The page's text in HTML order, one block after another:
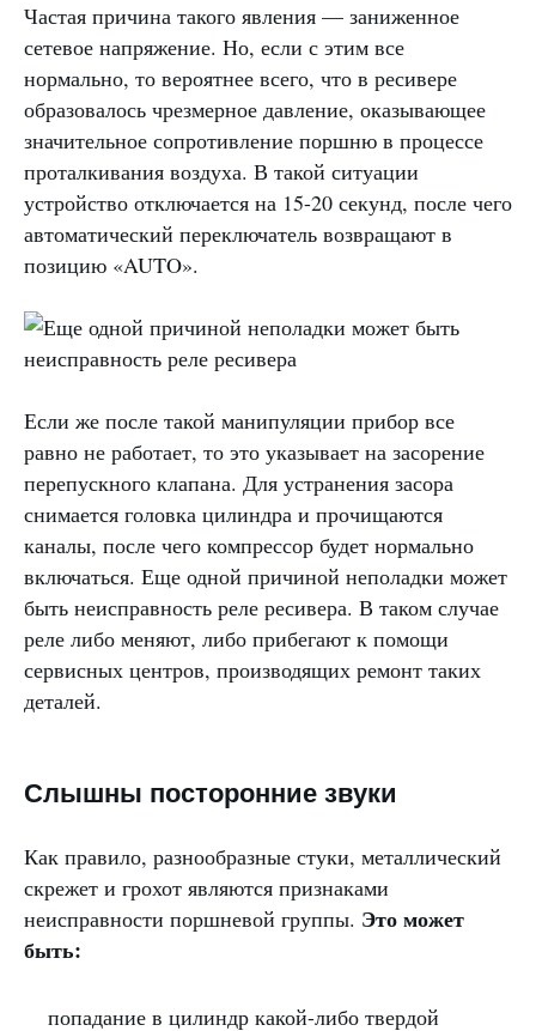
Частая причина такого явления — заниженное
сетевое напряжение. Но, если с этим все
нормально, то вероятнее всего, что в ресивере
образовалось чрезмерное давление, оказывающее
значительное сопротивление поршню в процессе
проталкивания воздуха. В такой ситуации
устройство отключается на 15-20 секунд, после чего
автоматический переключатель возвращают в
позицию «AUTO».
Если же после такой манипуляции прибор все
равно не работает, то это указывает на засорение
перепускного клапана. Для устранения засора
снимается головка цилиндра и прочищаются
каналы, после чего компрессор будет нормально
включаться. Еще одной причиной неполадки может
быть неисправность реле ресивера. В таком случае
реле либо меняют, либо прибегают к помощи
сервисных центров, производящих ремонт таких
деталей.
Слышны посторонние звуки
Как правило, разнообразные стуки, металлический
скрежет и грохот являются признаками
неисправности поршневой группы. Это может
быть:
попадание в цилиндр какой-либо твердой